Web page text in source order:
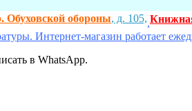
Обуховской обороны, д. 105,,
Интернет-магазин работает
в WhatsApp.